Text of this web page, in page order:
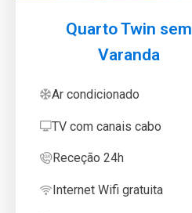
Quarto Twin sem
Varanda
Ar condicionado
TV com canais cabo
Receção 24h
Internet Wifi gratuita